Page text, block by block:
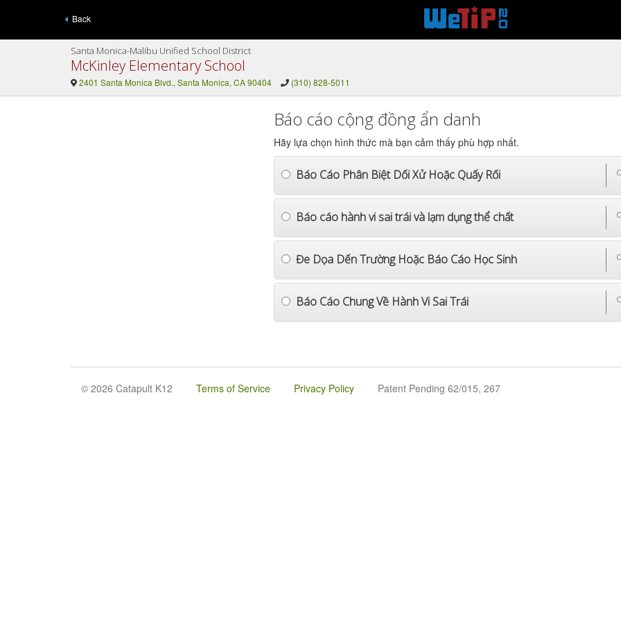
Back
Santa Monica-Malibu Unified School District
McKinley Elementary School
2401 Santa Monica Blvd., Santa Monica, CA 90404 (310) 828-5011
Báo cáo cộng đồng ẩn danh
Hãy lựa chọn hình thức mà bạn cảm thấy phù hợp nhất.
Báo Cáo Phân Biệt Dối Xử Hoặc Quấy Rối
Báo cáo hành vi sai trái và lạm dụng thể chất
Đe Dọa Dến Trường Hoặc Báo Cáo Học Sinh
Báo Cáo Chung Về Hành Vi Sai Trái
© 2026 Catapult K12 Terms of Service Privacy Policy Patent Pending 62/015, 267